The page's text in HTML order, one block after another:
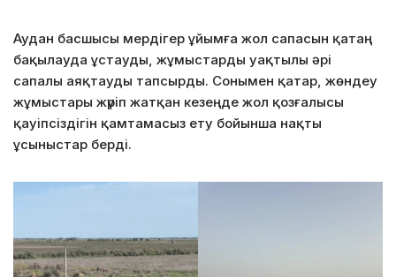
Аудан басшысы мердігер ұйымға жол сапасын қатаң
бақылауда ұстауды, жұмыстарды уақтылы әрі
сапалы аяқтауды тапсырды. Сонымен қатар, жөндеу
жұмыстары жүріп жатқан кезеңде жол қозғалысы
қауіпсіздігін қамтамасыз ету бойынша нақты
ұсыныстар берді.